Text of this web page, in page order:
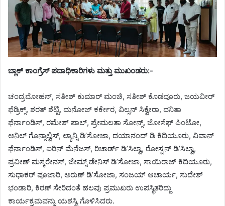
ಬ್ಲಾಕ್ ಕಾಂಗ್ರೆಸ್ ಪದಾಧಿಕಾರಿಗಳು ಮತ್ತು ಮುಖಂಡರು:-
ಚಂದ್ರಮೋಹನ್, ಸತೀಶ್ ಕುಮಾರ್ ಮಂಚಿ, ಸತೀಶ್ ಕೊಡವೂರು, ಜಯವೀರ್
ಫೆಡ್ರಿಕ್ಸ್, ಶರತ್ ಶೆಟ್ಟಿ, ಮನೋಜ್ ಕರ್ಕೇರ, ವಿಲ್ಸನ್ ಸಿಕ್ವೇರಾ, ವನಿತಾ
ಫೆರ್ನಾಂಡಿಸ್, ರಮೇಶ್ ಪಾಲ್, ಪ್ರೇಮಲತಾ ಸೋನ್ಸ್, ಜೋಸೆಫ್ ಪಿಂಟೋ,
ಅನಿಲ್ ಗೊನ್ಸಾಲ್ವಿಸ್, ಲ್ಯಾನ್ಸಿ ಡಿ’ಸೋಜಾ, ದಯಾನಂದ್ ಡಿ ಕಿದಿಯೂರು, ವಿವಾನ್
ಫೆರ್ನಾಂಡಿಸ್, ಐರಿನ್ ಮೆನೆಜಸ್, ರಿಚಾರ್ಡ್ ಡಿ’ಸಿಲ್ವಾ, ರೋಸ್ಟನ್ ಡಿ’ಸಿಲ್ವಾ,
ಪ್ರವೀಣ್ ಮಸ್ಕರೇನಸ್, ಜೇಮ್ಸ್ ಡೇನಿಸ್ ಡಿ’ಸೋಜಾ, ಸಾಯಿರಾಜ್ ಕಿದಿಯೂರು,
ಸುಧಾಕರ್ ಪೂಜಾರಿ, ಅರುಣ್ ಡಿ’ಸೋಜಾ, ಸಂಜಯ್ ಆಚಾರ್ಯ, ಸುದೇಶ್
ಭಂಡಾರಿ, ಕಿರಣ್ ಸೇರಿದಂತೆ ಹಲವು ಪ್ರಮುಖರು ಉಪಸ್ಥಿತರಿದ್ದು
ಕಾರ್ಯಕ್ರಮವನ್ನು ಯಶಸ್ವಿ ಗೊಳಿಸಿದರು.